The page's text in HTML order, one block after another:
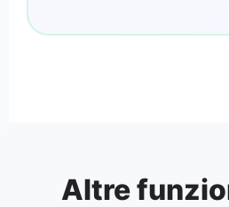
Altre